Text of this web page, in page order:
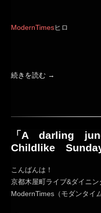
ModernTimesヒロ
続きを読む →
「A darling
Childlike
こんばんは！
京都木屋町ライブ&ダイニ
ModernTimes（モダンタイ